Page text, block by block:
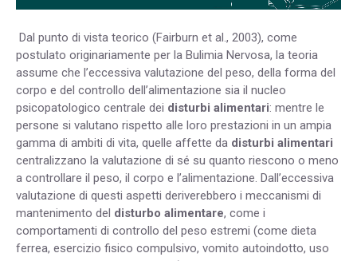
Dal punto di vista teorico (Fairburn et al., 2003), come
postulato originariamente per la Bulimia Nervosa, la teoria
assume che l’eccessiva valutazione del peso, della forma del
corpo e del controllo dell’alimentazione sia il nucleo
psicopatologico centrale dei disturbi alimentari: mentre le
persone si valutano rispetto alle loro prestazioni in un ampia
gamma di ambiti di vita, quelle affette da disturbi alimentari
centralizzano la valutazione di sé su quanto riescono o meno
a controllare il peso, il corpo e l’alimentazione. Dall’eccessiva
valutazione di questi aspetti deriverebbero i meccanismi di
mantenimento del disturbo alimentare, come i
comportamenti di controllo del peso estremi (come dieta
ferrea, esercizio fisico compulsivo, vomito autoindotto, uso